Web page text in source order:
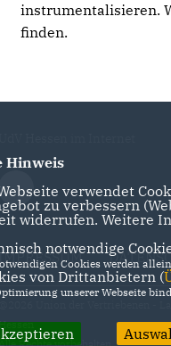
instrumentalisieren.
finden.
Hinweis
verwendet
zu verbessern
widerrufen. Weitere
notwendige
Cookies werden
von Drittanbietern (
unserer Webseite